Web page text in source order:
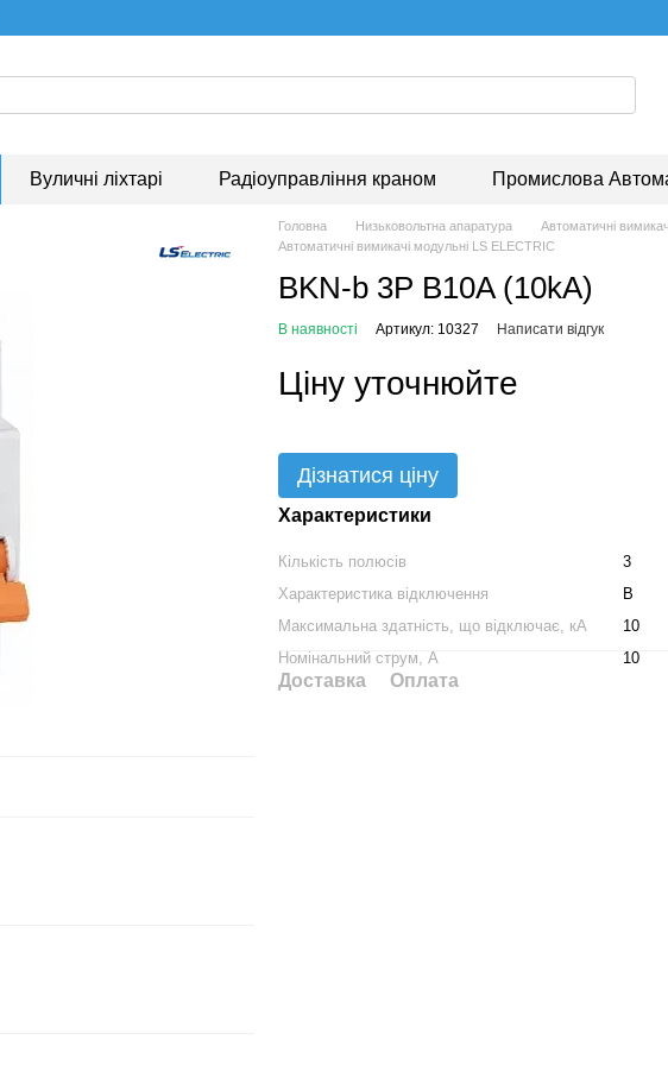
Вуличні ліхтарі Радіоуправління краном Промислова
Головна Низьковольтна апаратура
Автоматичні
Автоматичні вимикачі модульні LS ELECTRIC
BKN-b 3P B10A (10kA)
В наявності Артикул: 10327 Написати відгук
Ціну уточнюйте
Дізнатися ціну
Характеристики
Кількість полюсів
3
Характеристика відключення
B
Максимальна здатність, що відключає, кА
10
Номінальний струм, А
10
Доставка Оплата